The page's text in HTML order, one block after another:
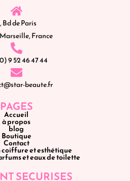
Bd de Paris
France
9 52 46 47 44
beaute.fr
PAGES
Accueil
à propos
blog
Boutique
Contact
coiffure et esthétique
et eaux de toilette
SECURISES